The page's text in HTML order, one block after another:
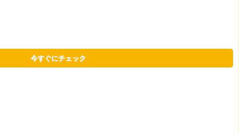
今すぐにチェック